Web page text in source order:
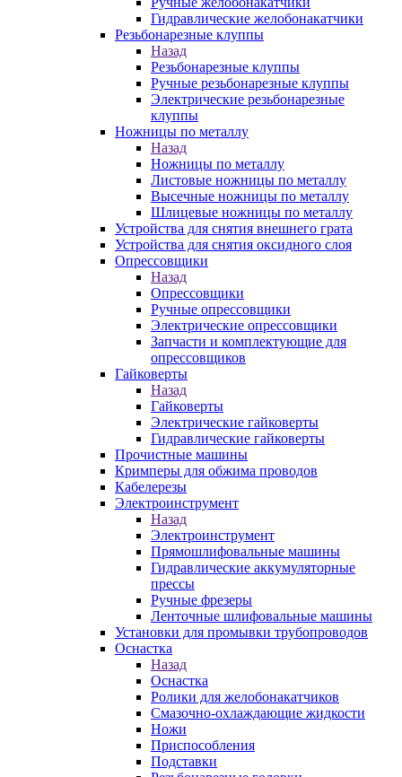
Гидравлические желобонакатчики
Резьбонарезные клуппы
Назад
Резьбонарезные клуппы
Ручные резьбонарезные клуппы
Электрические резьбонарезные
клуппы
Ножницы по металлу
Назад
Ножницы по металлу
Листовые ножницы по металлу
Высечные ножницы по металлу
Шлицевые ножницы по металлу
Устройства для снятия внешнего грата
Устройства для снятия оксидного слоя
Опрессовщики
Назад
Опрессовщики
Ручные опрессовщики
Электрические опрессовщики
Запчасти и комплектующие для
опрессовщиков
Гайковерты
Назад
Гайковерты
Электрические гайковерты
Гидравлические гайковерты
Прочистные машины
Кримперы для обжима проводов
Кабелерезы
Электроинструмент
Назад
Электроинструмент
Прямошлифовальные машины
Гидравлические аккумуляторные
прессы
Ручные фрезеры
Ленточные шлифовальные машины
Установки для промывки трубопроводов
Оснастка
Назад
Оснастка
Ролики для желобонакатчиков
Смазочно-охлаждающие жидкости
Ножи
Приспособления
Подставки